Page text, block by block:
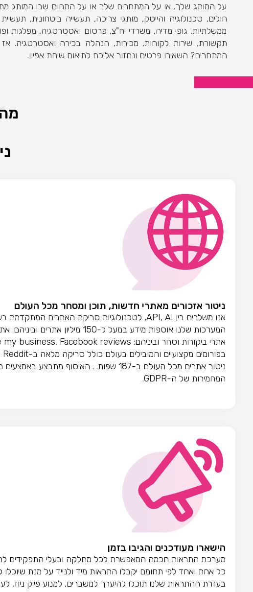
על המותג שלך, או על המתחרים שלך או על התחום שבו המותג
חולים, טכנולוגיה והייטק, מותגי צריכה, תעשייה ביטחונית,
ממשלתיות, גופי מדיה, משרדי יח"צ, פרסום ואסטרטגיה, מפלגות
תקשורת, שירות לקוחות, מכירות, הנהלה בכירה ואסטרטגיה.
המתחרים? השאירו פרטים ונחזור אליכם לתיאום שיחת אפיון.
ניטור אזכורים מאתרי חדשות, תוכן ומסחר מכל העולם
אנו משלבים בין API, AI, לטכנולוגיות סריקת האתרים המתקדמת בעולם. זאת כדי שנוכל לספק את המידע המקיף והמדויק ביותר, במהירות גבוהה.
המערכות שלנו אוספות מידע במעל ל-150 מיליון אתרים וביניהם: אתרי חדשות ארציים, מקומיים ובין לאומיים. בלוגים מובילים וגם נישתיים יותר.
אתרי ביקורות וסחר וביניהם: Amazon, TripAdvisor, Google my business, Facebook reviews ועוד...
בפורומים מקצועיים והמובילים בעולם כולל סריקה מלאה ב-Reddit ביקורות גולשים בחנויות האפליקציות Google play store ו iTunes store.
ניטור אתרים מכל העולם ב-187 שפות. .
המחמירות של ה-GDPR.
הישארו מעודכנים והגיבו בזמן
מערכת התראות חכמה המאפשרת לכל מחלקה ובעלי התפקידים
כל אחת ואחד לפי תחומם יקבלו התראות מיד ולנייד על מנת
בעזרת ההתראות שלנו תוכלו להיערך למשברים, למנוע פייק ניוז,